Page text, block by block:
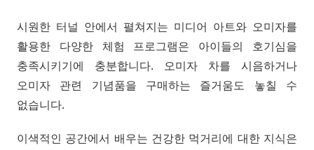
시원한 터널 안에서 펼쳐지는 미디어 아트와 오미자를
활용한 다양한 체험 프로그램은 아이들의 호기심을
충족시키기에 충분합니다. 오미자 차를 시음하거나
오미자 관련 기념품을 구매하는 즐거움도 놓칠 수
없습니다.
이색적인 공간에서 배우는 건강한 먹거리에 대한 지식은